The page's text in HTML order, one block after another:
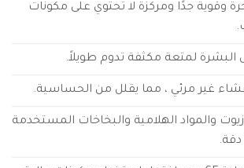
وقوية جدًا ومركزة لا تحتوي على مكونات
لمتعة مكثفة تدوم طويلاً.
غير مرئي ، مما يقلل من الحساسية.
والمواد الهلامية والبخاخات المستخدمة